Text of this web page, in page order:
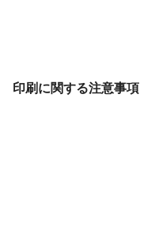
印刷に関する注意事項